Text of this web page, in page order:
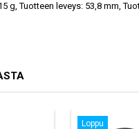
g, Tuotteen leveys: 53,8 mm,
Loppu